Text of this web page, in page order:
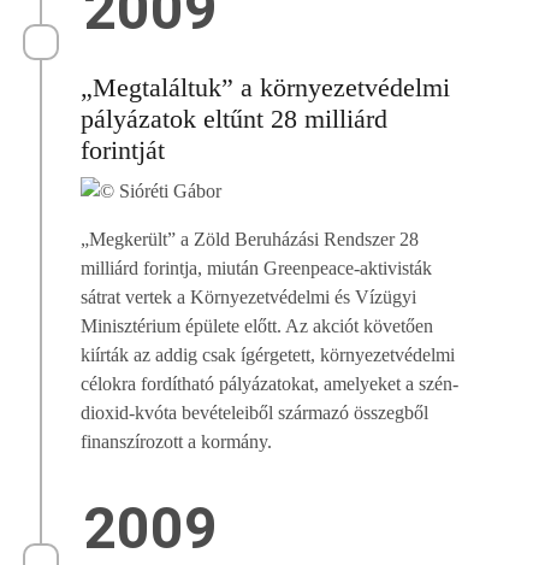
„Megtaláltuk” a környezetvédelmi
pályázatok eltűnt 28 milliárd
forintját
„Megkerült” a Zöld Beruházási Rendszer 28
milliárd forintja, miután Greenpeace-aktivisták
sátrat vertek a Környezetvédelmi és Vízügyi
Minisztérium épülete előtt. Az akciót követően
kiírták az addig csak ígérgetett, környezetvédelmi
célokra fordítható pályázatokat, amelyeket a szén-
dioxid-kvóta bevételeiből származó összegből
finanszírozott a kormány.
2009